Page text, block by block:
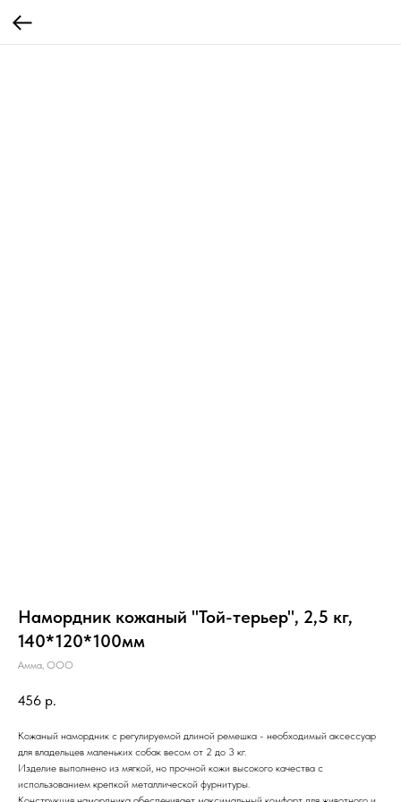
Намордник кожаный "Той-терьер", 2,5 кг,
140*120*100мм
Амма, ООО
456 р.
Кожаный намордник с регулируемой длиной ремешка - необходимый аксессуар
для владельцев маленьких собак весом от 2 до 3 кг.
Изделие выполнено из мягкой, но прочной кожи высокого качества с
использованием крепкой металлической фурнитуры.